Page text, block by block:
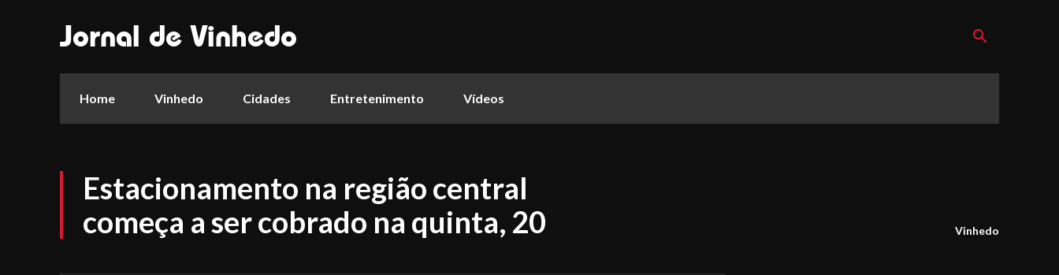
Jornal de Vinhedo
Home Vinhedo Cidades Entretenimento Vídeos
Estacionamento na região central
começa a ser cobrado na quinta, 20
Vinhedo